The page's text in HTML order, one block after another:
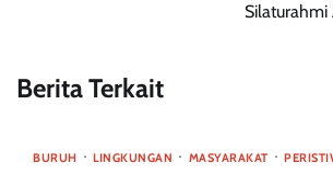
Silaturahmi
Berita Terkait
BURUH LINGKUNGAN MASYARAKAT